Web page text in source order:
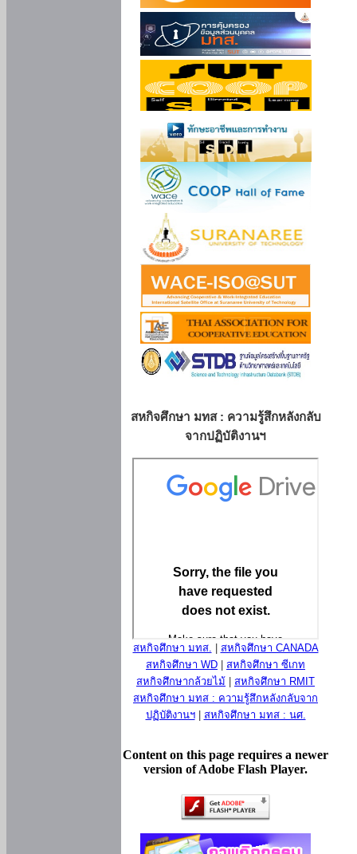
สหกิจศึกษา มทส : ความรู้สึกหลังกลับ
จากปฏิบัติงานฯ
สหกิจศึกษา มทส.
สหกิจศึกษา CANADA
สหกิจศึกษา WD
สหกิจศึกษา ซีเกท
สหกิจศึกษากล้วยไม้
สหกิจศึกษา RMIT
สหกิจศึกษา มทส : ความรู้สึกหลังกลับจาก
ปฏิบัติงานฯ| สหกิจศึกษา มทส : นศ.
Content on this page requires a newer
version of Adobe Flash Player.